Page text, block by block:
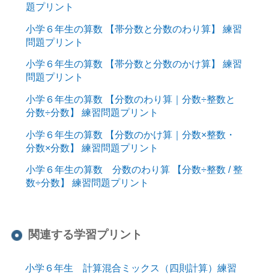
題プリント
小学６年生の算数 【帯分数と分数のわり算】 練習
問題プリント
小学６年生の算数 【帯分数と分数のかけ算】 練習
問題プリント
小学６年生の算数 【分数のわり算｜分数÷整数と
分数÷分数】 練習問題プリント
小学６年生の算数 【分数のかけ算｜分数×整数・
分数×分数】 練習問題プリント
小学６年生の算数 分数のわり算 【分数÷整数 / 整
数÷分数】 練習問題プリント
関連する学習プリント
小学６年生 計算混合ミックス（四則計算）練習